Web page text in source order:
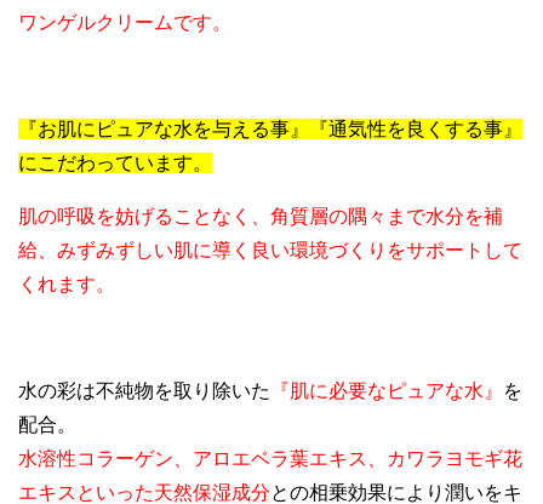
ワンゲルクリームです。
『お肌にピュアな水を与える事』『通気性を良くする事』
にこだわっています。
肌の呼吸を妨げることなく、角質層の隅々まで水分を補
給、みずみずしい肌に導く良い環境づくりをサポートして
くれます。
水の彩は不純物を取り除いた 『肌に必要なピュアな水』
を
配合。
水溶性コラーゲン、アロエベラ葉エキス、カワラヨモギ花
エキスといった天然保湿成分との相乗効果により潤いをキ